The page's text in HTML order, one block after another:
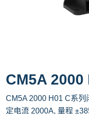
CM5A 2000
CM5A 2000 H01 C系列
定电流 2000A, 量程